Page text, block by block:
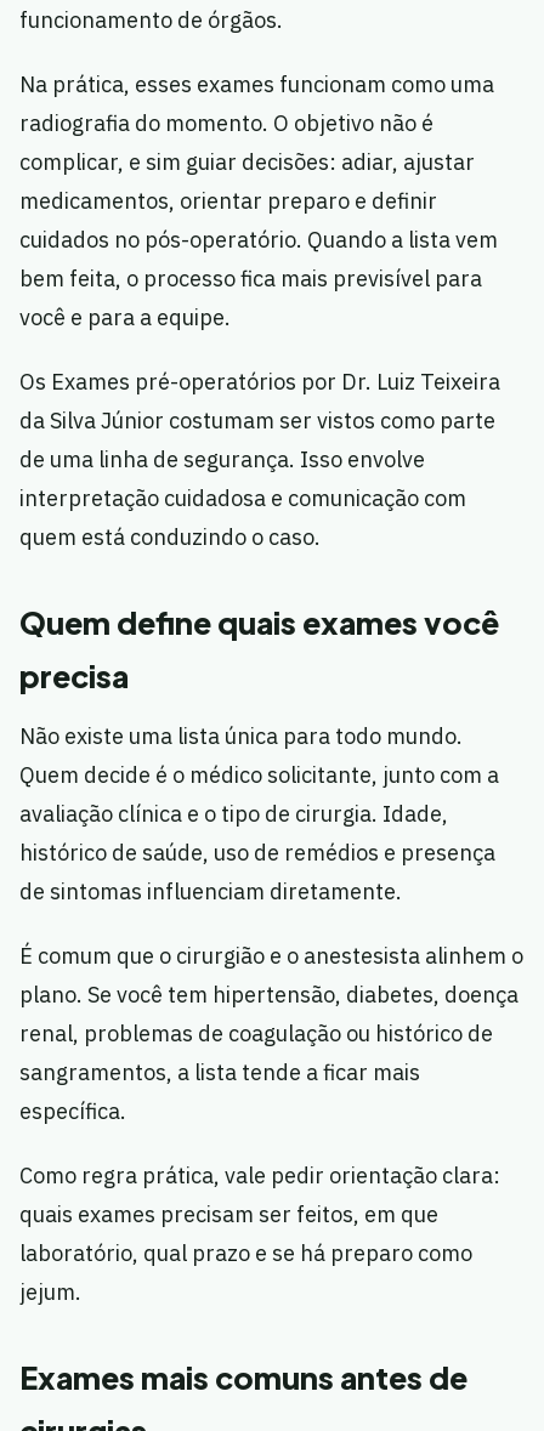
funcionamento de órgãos.
Na prática, esses exames funcionam como uma
radiografia do momento. O objetivo não é
complicar, e sim guiar decisões: adiar, ajustar
medicamentos, orientar preparo e definir
cuidados no pós-operatório. Quando a lista vem
bem feita, o processo fica mais previsível para
você e para a equipe.
Os Exames pré-operatórios por Dr. Luiz Teixeira
da Silva Júnior costumam ser vistos como parte
de uma linha de segurança. Isso envolve
interpretação cuidadosa e comunicação com
quem está conduzindo o caso.
Quem define quais exames você
precisa
Não existe uma lista única para todo mundo.
Quem decide é o médico solicitante, junto com a
avaliação clínica e o tipo de cirurgia. Idade,
histórico de saúde, uso de remédios e presença
de sintomas influenciam diretamente.
É comum que o cirurgião e o anestesista alinhem o
plano. Se você tem hipertensão, diabetes, doença
renal, problemas de coagulação ou histórico de
sangramentos, a lista tende a ficar mais
específica.
Como regra prática, vale pedir orientação clara:
quais exames precisam ser feitos, em que
laboratório, qual prazo e se há preparo como
jejum.
Exames mais comuns antes de